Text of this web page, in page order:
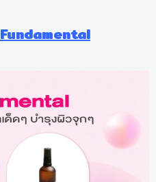
Fundamental